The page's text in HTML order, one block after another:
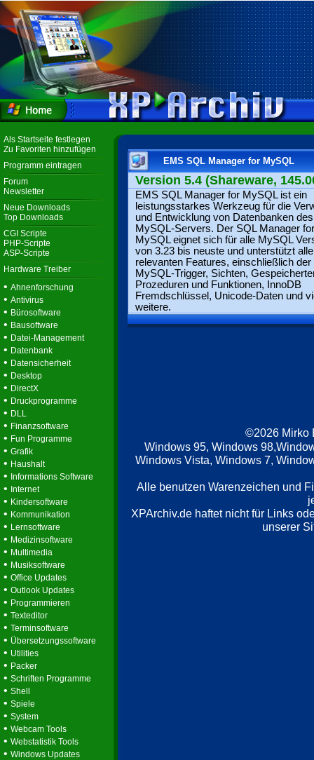
Als Startseite festlegen
Zu Favoriten hinzufügen
Programm eintragen
Forum
Newsletter
Neue Downloads
Top Downloads
CGI Scripte
PHP-Scripte
ASP-Scripte
Hardware Treiber
• Ahnenforschung
• Antivirus
• Bürosoftware
• Bausoftware
• Datei-Management
• Datenbank
• Datensicherheit
• Desktop
• DirectX
• Druckprogramme
• DLL
• Finanzsoftware
• Fun Programme
• Grafik
• Haushalt
• Informations Software
• Internet
• Kindersoftware
• Kommunikation
• Lernsoftware
• Medizinsoftware
• Multimedia
• Musiksoftware
• Office Updates
• Outlook Updates
• Programmieren
• Texteditor
• Terminsoftware
• Übersetzungssoftware
• Utilities
• Packer
• Schriften Programme
• Shell
• Spiele
• System
• Webcam Tools
• Webstatistik Tools
• Windows Updates
EMS SQL Manager for MySQL
Version 5.4 (Shareware,
EMS SQL Manager for MySQL ist ein
leistungsstarkes Werkzeug für die
und Entwicklung von Datenbanken des
MySQL-Servers. Der SQL Manager for
MySQL eignet sich für alle MySQL
von 3.23 bis neuste und unterstützt alle
relevanten Features, einschließlich der
MySQL-Trigger, Sichten,
Prozeduren und Funktionen, InnoDB
Fremdschlüssel, Unicode-Daten und
weitere.
©2026 Mirko
Windows 95, Windows
Windows Vista, Windows 7,
Alle benutzen Warenzeichen und
XPArchiv.de haftet nicht für Links
unserer